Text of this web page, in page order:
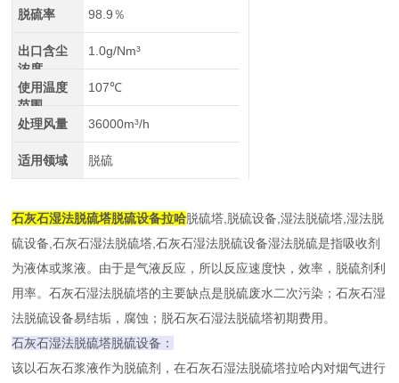
脱硫率 98.9％
出口含尘
浓度
1.0g/Nm³
使用温度
范围
107℃
处理风量 36000m³/h
适用领域 脱硫
石灰石湿法脱硫塔脱硫设备拉哈脱硫塔,脱硫设备,湿法脱硫塔,湿法脱
硫设备,石灰石湿法脱硫塔,石灰石湿法脱硫设备湿法脱硫是指吸收剂
为液体或浆液。由于是气液反应，所以反应速度快，效率，脱硫剂利
用率。石灰石湿法脱硫塔的主要缺点是脱硫废水二次污染；石灰石湿
法脱硫设备易结垢，腐蚀；脱石灰石湿法脱硫塔初期费用。
石灰石湿法脱硫塔脱硫设备：
该以石灰石浆液作为脱硫剂，在石灰石湿法脱硫塔拉哈内对烟气进行